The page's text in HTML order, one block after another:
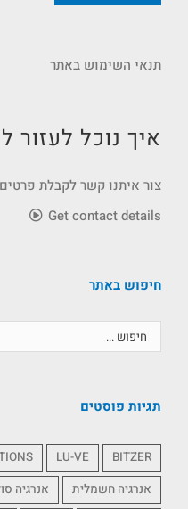
תנאי השימוש באתר
איך נוכל לעזור
צור איתנו קשר לקבלת
Get contact details
חיפוש באתר
תגיות פוסטים
BITZER
LU-VE
אנרגיה חשמלית
אנרגיה